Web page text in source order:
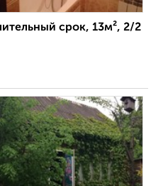
срок, 13м², 2/2